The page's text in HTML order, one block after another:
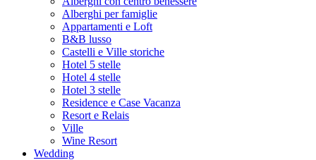
Alberghi per famiglie
Appartamenti e Loft
B&B lusso
Castelli e Ville storiche
Hotel 5 stelle
Hotel 4 stelle
Hotel 3 stelle
Residence e Case Vacanza
Resort e Relais
Ville
Wine Resort
Wedding